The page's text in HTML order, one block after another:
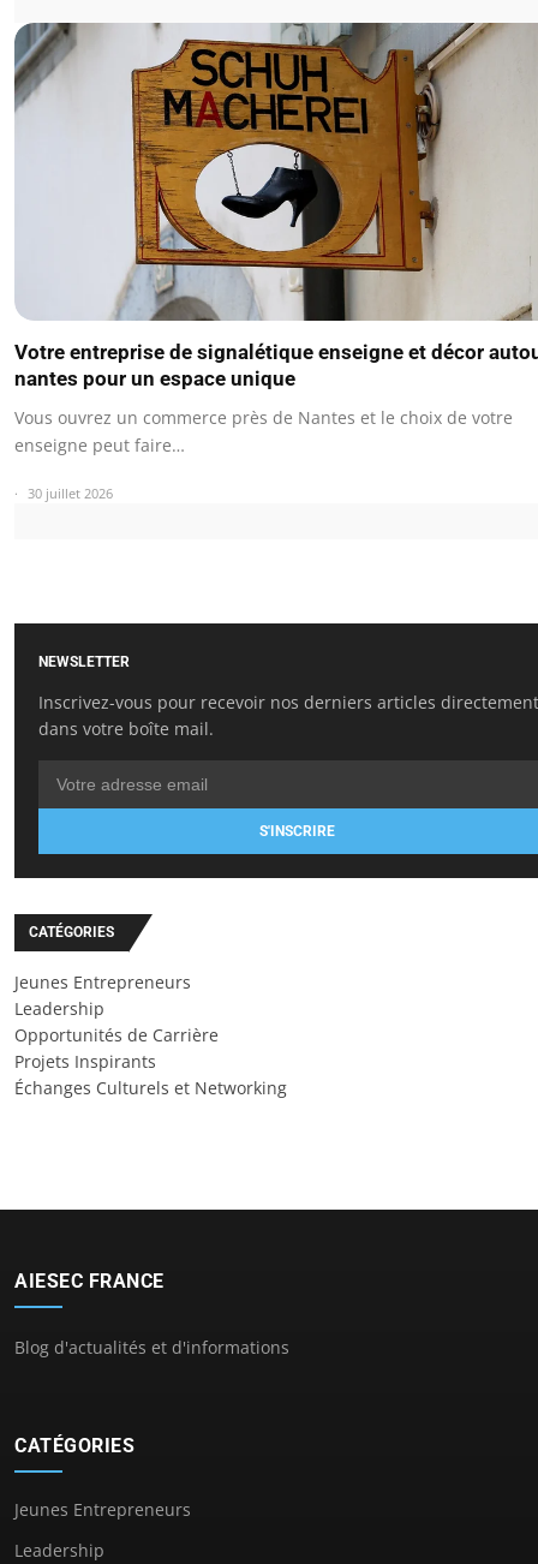
Votre entreprise de signalétique enseigne et décor
nantes pour un espace unique
Vous ouvrez un commerce près de Nantes et le choix de votre
enseigne peut faire…
30 juillet 2026
NEWSLETTER
Inscrivez-vous pour recevoir nos derniers articles directement
dans votre boîte mail.
S'INSCRIRE
CATÉGORIES
Jeunes Entrepreneurs
Leadership
Opportunités de Carrière
Projets Inspirants
Échanges Culturels et Networking
AIESEC FRANCE
Blog d'actualités et d'informations
CATÉGORIES
Jeunes Entrepreneurs
Leadership